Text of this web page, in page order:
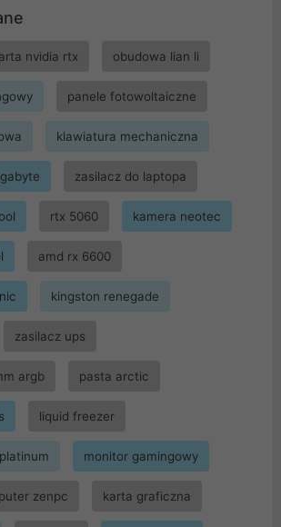
nvidia rtx obudowa lian li
panele fotowoltaiczne
klawiatura mechaniczna
zasilacz do laptopa
rtx 5060 kamera neotec
amd rx 6600
kingston renegade
zasilacz ups
argb pasta arctic
liquid freezer
monitor gamingowy
zenpc karta graficzna